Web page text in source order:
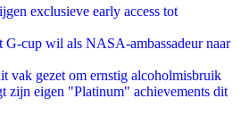
exclusieve early access tot
G-cup wil als NASA-ambassadeur naar
vak gezet om ernstig alcoholmisbruik
eigen "Platinum" achievements dit